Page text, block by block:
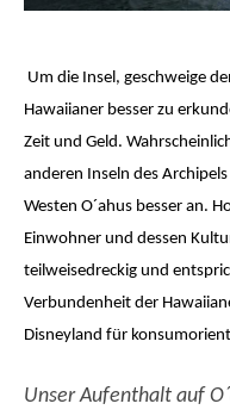
Um die Insel, geschweige
Hawaiianer besser zu
Zeit und Geld.
anderen Inseln des
Westen O´ahus besser an.
Einwohner und dessen
teilweisedreckig und
Verbundenheit der
Disneyland für
Unser Aufenthalt auf